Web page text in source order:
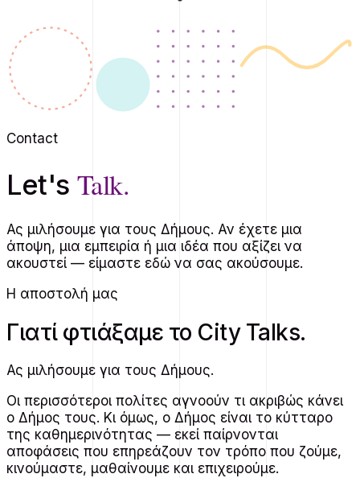
Contact
Let's Talk.
Ας μιλήσουμε για τους Δήμους. Αν έχετε μια
άποψη, μια εμπειρία ή μια ιδέα που αξίζει να
ακουστεί — είμαστε εδώ να σας ακούσουμε.
Η αποστολή μας
Γιατί φτιάξαμε το City Talks.
Ας μιλήσουμε για τους Δήμους.
Οι περισσότεροι πολίτες αγνοούν τι ακριβώς κάνει
ο Δήμος τους. Κι όμως, ο Δήμος είναι το κύτταρο
της καθημερινότητας — εκεί παίρνονται
αποφάσεις που επηρεάζουν τον τρόπο που ζούμε,
κινούμαστε, μαθαίνουμε και επιχειρούμε.